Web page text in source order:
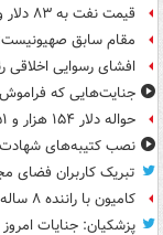
قیمت نفت به ۸۳ دلار و ۵۵ سنت در هر بشکه رسید
مقام سابق
افشای رسوایی اخلاقی
جنایت‌هایی که
حواله دلار ۱۵۴ هزار و ۴۵۱ تومان شد
نصب کتیبه‌های
تبریک کاربران فضای
کامیون با راننده ۸ ساله در اصفهان توقیف شد
پزشکیان: جنایات